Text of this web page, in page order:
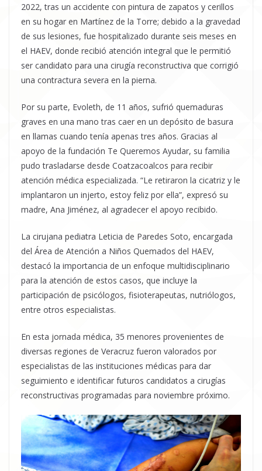
2022, tras un accidente con pintura de zapatos y cerillos
en su hogar en Martínez de la Torre; debido a la gravedad
de sus lesiones, fue hospitalizado durante seis meses en
el HAEV, donde recibió atención integral que le permitió
ser candidato para una cirugía reconstructiva que corrigió
una contractura severa en la pierna.
Por su parte, Evoleth, de 11 años, sufrió quemaduras
graves en una mano tras caer en un depósito de basura
en llamas cuando tenía apenas tres años. Gracias al
apoyo de la fundación Te Queremos Ayudar, su familia
pudo trasladarse desde Coatzacoalcos para recibir
atención médica especializada. “Le retiraron la cicatriz y le
implantaron un injerto, estoy feliz por ella”, expresó su
madre, Ana Jiménez, al agradecer el apoyo recibido.
La cirujana pediatra Leticia de Paredes Soto, encargada
del Área de Atención a Niños Quemados del HAEV,
destacó la importancia de un enfoque multidisciplinario
para la atención de estos casos, que incluye la
participación de psicólogos, fisioterapeutas, nutriólogos,
entre otros especialistas.
En esta jornada médica, 35 menores provenientes de
diversas regiones de Veracruz fueron valorados por
especialistas de las instituciones médicas para dar
seguimiento e identificar futuros candidatos a cirugías
reconstructivas programadas para noviembre próximo.